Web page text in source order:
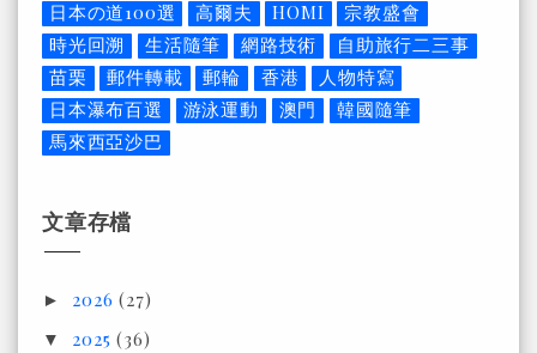
日本の道100選
高爾夫 HOMI
宗教盛會
時光回溯
生活隨筆 網路技術
自助旅行二三事
苗栗
郵件轉載 郵輪 香港
人物特寫
日本瀑布百選
游泳運動 澳門
韓國隨筆
馬來西亞沙巴
文章存檔
► 2026(27)
▼ 2025(36)